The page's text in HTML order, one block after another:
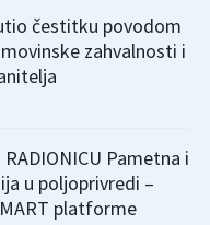
čestitku povodom
zahvalnosti i
RADIONICU Pametna i
u poljoprivredi –
platforme